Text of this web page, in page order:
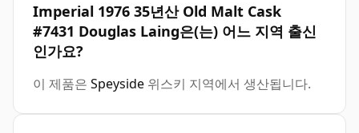
Imperial 1976 35년산 Old Malt Cask
#7431 Douglas Laing은(는) 어느 지역 출신
인가요?
이 제품은 Speyside 위스키 지역에서 생산됩니다.